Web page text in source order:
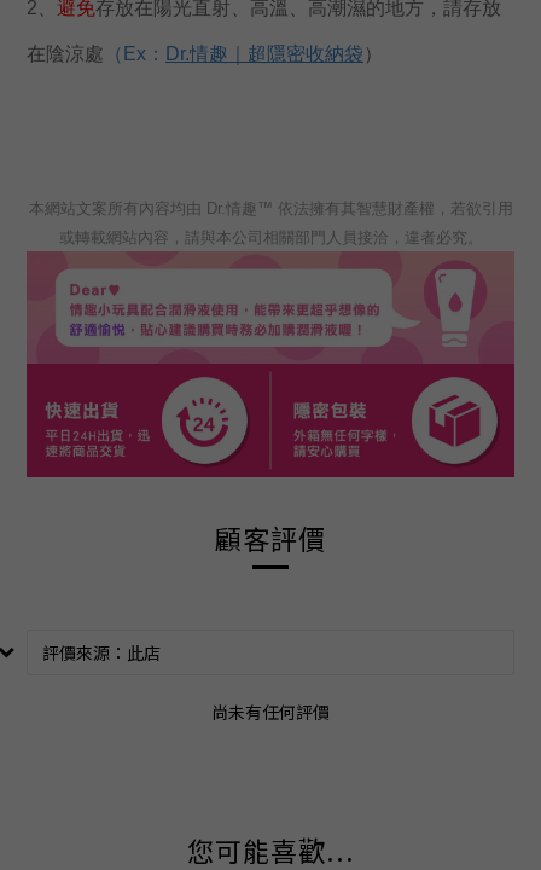
2、 避免存放在陽光直射、高溫、高潮濕的地方，請存放
在陰涼處 （ Ex： Dr.情趣｜超隱密收納袋 ）
本網站文案所有內容均由 Dr.情趣™ 依法擁有其智慧財產權，若欲引用
或轉載網站內容，請與本公司相關部門人員接洽，違者必究。
顧客評價
尚未有任何評價
您可能喜歡...